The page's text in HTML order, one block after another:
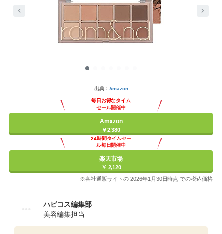
出典： Amazon
毎日お得なタイム
セール開催中
Amazon
￥2,380
24時間タイムセー
ル毎日開催中
楽天市場
￥ 2,120
※各社通販サイトの 2026年1月30日時点 での税込価格
ハピコス編集部
美容編集担当